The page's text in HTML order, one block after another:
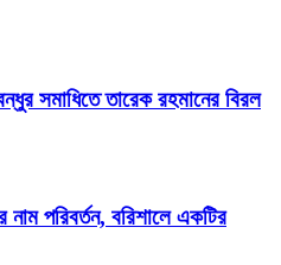
সমাধিতে তারেক রহমানের বিরল
পরিবর্তন, বরিশালে একটির